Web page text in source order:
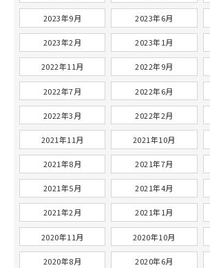
2023年9月 2023年6月
2023年2月 2023年1月
2022年11月 2022年9月
2022年7月 2022年6月
2022年3月 2022年2月
2021年11月 2021年10月
2021年8月 2021年7月
2021年5月 2021年4月
2021年2月 2021年1月
2020年11月 2020年10月
2020年8月 2020年6月